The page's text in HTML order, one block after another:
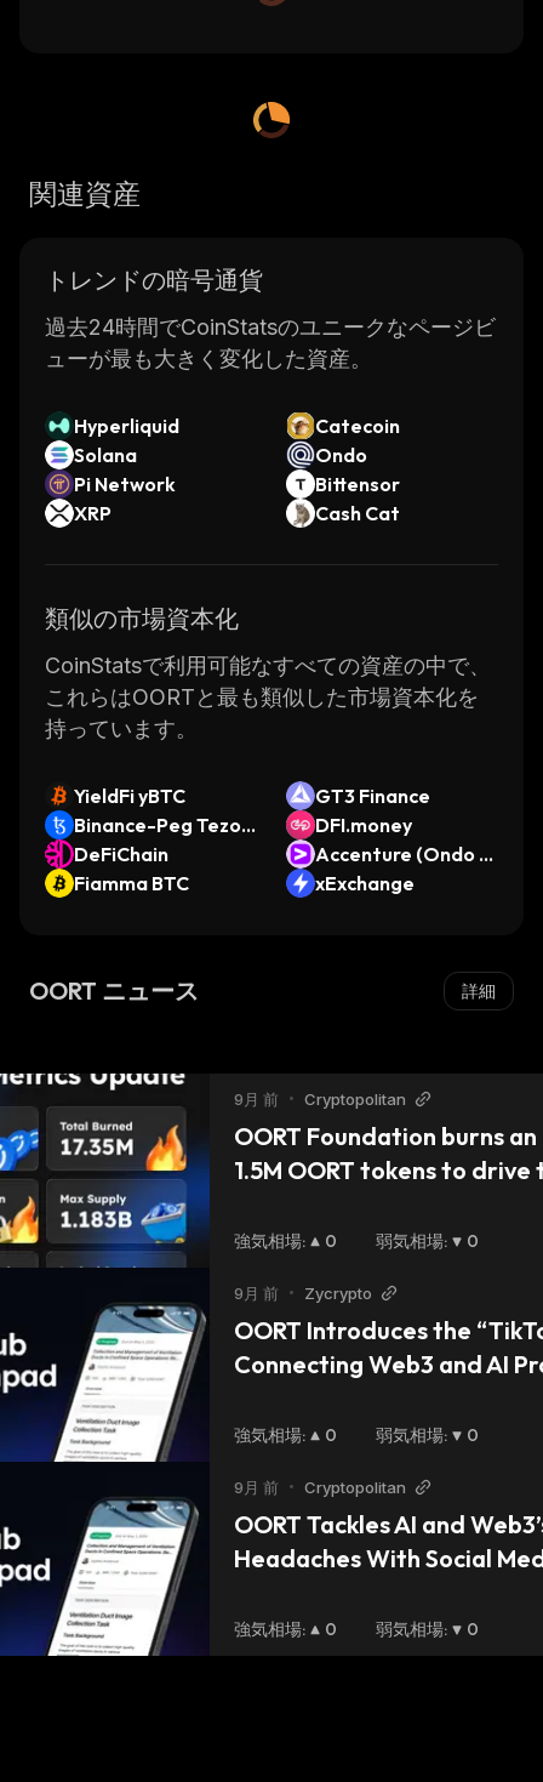
関連資産
トレンドの暗号通貨
過去24時間でCoinStatsのユニークなページビ
ューが最も大きく変化した資産。
Hyperliquid
Catecoin
Solana
Ondo
Pi Network
Bittensor
XRP
Cash Cat
類似の市場資本化
CoinStatsで利用可能なすべての資産の中で、
これらはOORTと最も類似した市場資本化を
持っています。
YieldFi yBTC
GT3 Finance
Binance-Peg Tezos
Token
DFI.money
DeFiChain
Accenture (Ondo T
okenized Stock)
Fiamma BTC xExchange
OORT ニュース 詳細
9月 前 • Cryptopolitan
OORT Foundation burns
1.5M OORT tokens to drive
強気相場: 0 弱気相場: 0
9月 前 • Zycrypto
OORT Introduces the
Connecting Web3 and AI
強気相場: 0 弱気相場: 0
9月 前 • Cryptopolitan
OORT Tackles AI and
Headaches With Social
強気相場: 0 弱気相場: 0